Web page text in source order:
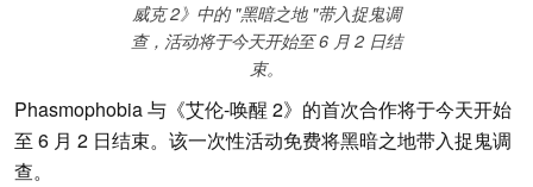
威克 2》中的 "黑暗之地 "带入捉鬼调
查，活动将于今天开始至 6 月 2 日结
束。
Phasmophobia 与《艾伦-唤醒 2》的首次合作将于今天开始
至 6 月 2 日结束。该一次性活动免费将黑暗之地带入捉鬼调
查。